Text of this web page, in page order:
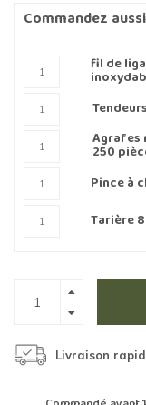
Commandez
fil de
Agrafes
250
Pince à
Tarière
Livraison